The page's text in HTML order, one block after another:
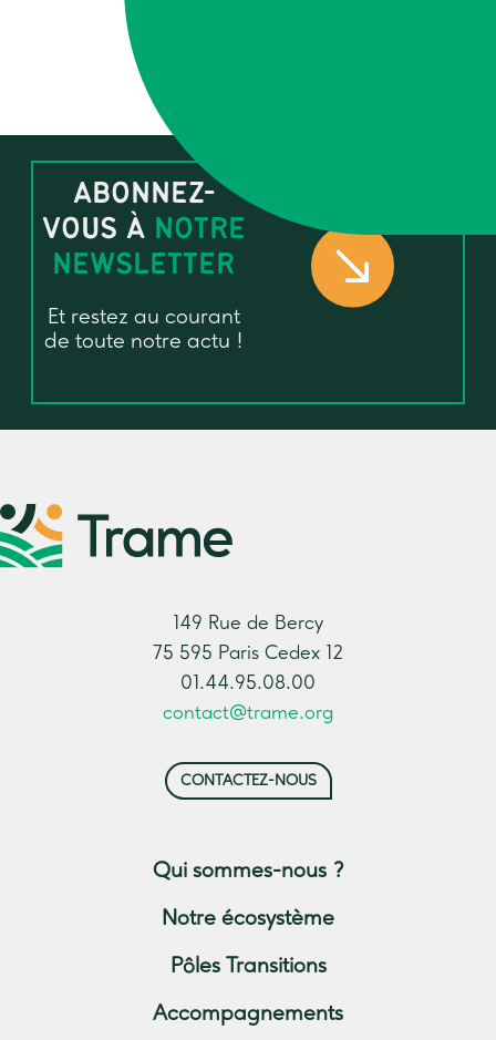
ABONNEZ-
VOUS À NOTRE
NEWSLETTER
Et restez au courant
de toute notre actu !
149 Rue de Bercy
75 595 Paris Cedex 12
01.44.95.08.00
contact@trame.org
CONTACTEZ-NOUS
Qui sommes-nous ?
Notre écosystème
Pôles Transitions
Accompagnements